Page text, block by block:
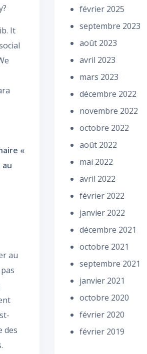
It
«
au
des
février 2025
septembre 2023
août 2023
avril 2023
mars 2023
décembre 2022
novembre 2022
octobre 2022
août 2022
mai 2022
avril 2022
février 2022
janvier 2022
décembre 2021
octobre 2021
septembre 2021
janvier 2021
octobre 2020
février 2020
février 2019